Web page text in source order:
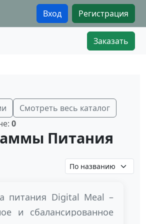
Вход Регистрация
Заказать
Смотреть весь каталог
0
Питания
питания Digital Meal –
и сбалансированное